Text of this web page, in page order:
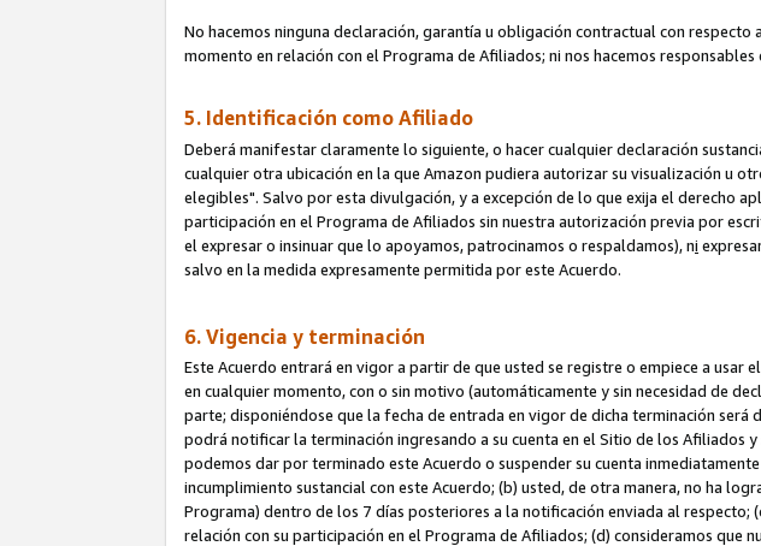
No hacemos ninguna declaración, garantía u obligación contractual con
momento en relación con el Programa de Afiliados; ni nos hacemos
5. Identificación como Afiliado
Deberá manifestar claramente lo siguiente, o hacer cualquier declaración
cualquier otra ubicación en la que Amazon pudiera autorizar su visualización u
elegibles". Salvo por esta divulgación, y a excepción de lo que exija el derecho
participación en el Programa de Afiliados sin nuestra autorización previa por
el expresar o insinuar que lo apoyamos, patrocinamos o respaldamos), ni
salvo en la medida expresamente permitida por este Acuerdo.
6. Vigencia y terminación
Este Acuerdo entrará en vigor a partir de que usted se registre o empiece a
en cualquier momento, con o sin motivo (automáticamente y sin necesidad de
parte; disponiéndose que la fecha de entrada en vigor de dicha terminación
podrá notificar la terminación ingresando a su cuenta en el Sitio de los Afiliados
podemos dar por terminado este Acuerdo o suspender su cuenta
incumplimiento sustancial con este Acuerdo; (b) usted, de otra manera, no ha
Programa) dentro de los 7 días posteriores a la notificación enviada al
relación con su participación en el Programa de Afiliados; (d) consideramos que